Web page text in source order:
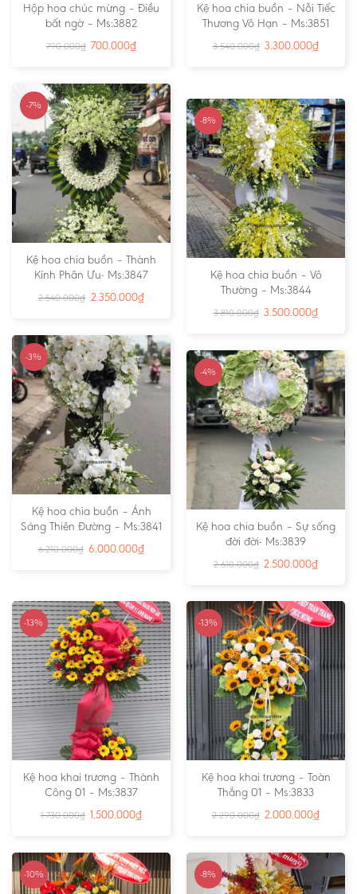
Hộp hoa chúc mừng – Điều
bất ngờ – Ms:3882
790.000₫ 700.000₫
Kệ hoa chia buồn – Nỗi Tiếc
Thương Vô Hạn – Ms:3851
3.540.000₫ 3.300.000₫
-7%
Kệ hoa chia buồn – Thành
Kính Phân Ưu- Ms:3847
2.540.000₫ 2.350.000₫
-8%
Kệ hoa chia buồn – Vô
Thường – Ms:3844
3.810.000₫ 3.500.000₫
-3%
Kệ hoa chia buồn – Ánh
Sáng Thiên Đường – Ms:3841
6.210.000₫ 6.000.000₫
-4%
Kệ hoa chia buồn – Sự sống
đời đời- Ms:3839
2.610.000₫ 2.500.000₫
-13%
Kệ hoa khai trương – Thành
Công 01 – Ms:3837
1.730.000₫ 1.500.000₫
-13%
Kệ hoa khai trương – Toàn
Thắng 01 – Ms:3833
2.290.000₫ 2.000.000₫
-10% -8%